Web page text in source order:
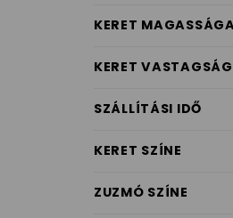
KERET
KERET
SZÁLLÍTÁSI IDŐ
KERET SZÍNE
ZUZMÓ SZÍNE